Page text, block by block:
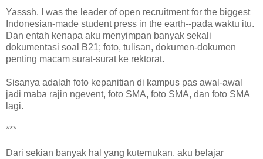
Yasssh. I was the leader of open recruitment for the biggest
Indonesian-made student press in the earth--pada waktu itu.
Dan entah kenapa aku menyimpan banyak sekali
dokumentasi soal B21; foto, tulisan, dokumen-dokumen
penting macam surat-surat ke rektorat.
Sisanya adalah foto kepanitian di kampus pas awal-awal
jadi maba rajin ngevent, foto SMA, foto SMA, dan foto SMA
lagi.
***
Dari sekian banyak hal yang kutemukan, aku belajar